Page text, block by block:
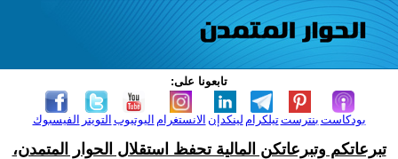
تابعونا على:
الفيسبوك التويتر اليوتيوب الانستغرام لينكدإن تيلكرامبنترست بودكاست
تبرعاتكم وتبرعاتكن المالية تحفظ استقلال الحوار المتمدن،